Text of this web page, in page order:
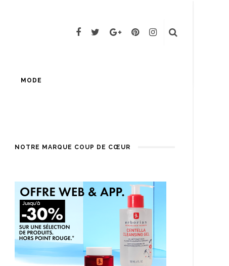
MODE
NOTRE MARQUE COUP DE CŒUR